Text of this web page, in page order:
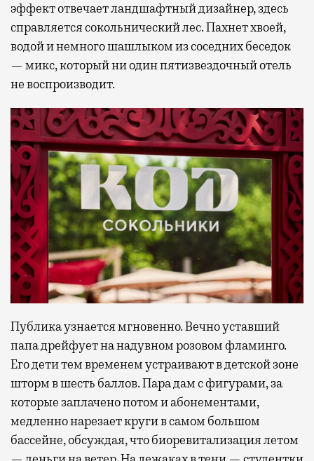
эффект отвечает ландшафтный дизайнер, здесь
справляется сокольнический лес. Пахнет хвоей,
водой и немного шашлыком из соседних беседок
— микс, который ни один пятизвездочный отель
не воспроизводит.
Публика узнается мгновенно. Вечно уставший
папа дрейфует на надувном розовом фламинго.
Его дети тем временем устраивают в детской зоне
шторм в шесть баллов. Пара дам с фигурами, за
которые заплачено потом и абонементами,
медленно нарезает круги в самом большом
бассейне, обсуждая, что биоревитализация летом